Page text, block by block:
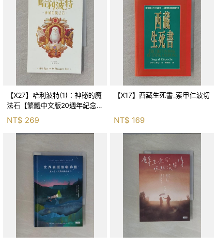
【X27】哈利波特(1)：神秘的魔
法石【繁體中文版20週年紀念】
NT$ 269
【X17】西藏生死書_索甲仁波切
NT$ 169